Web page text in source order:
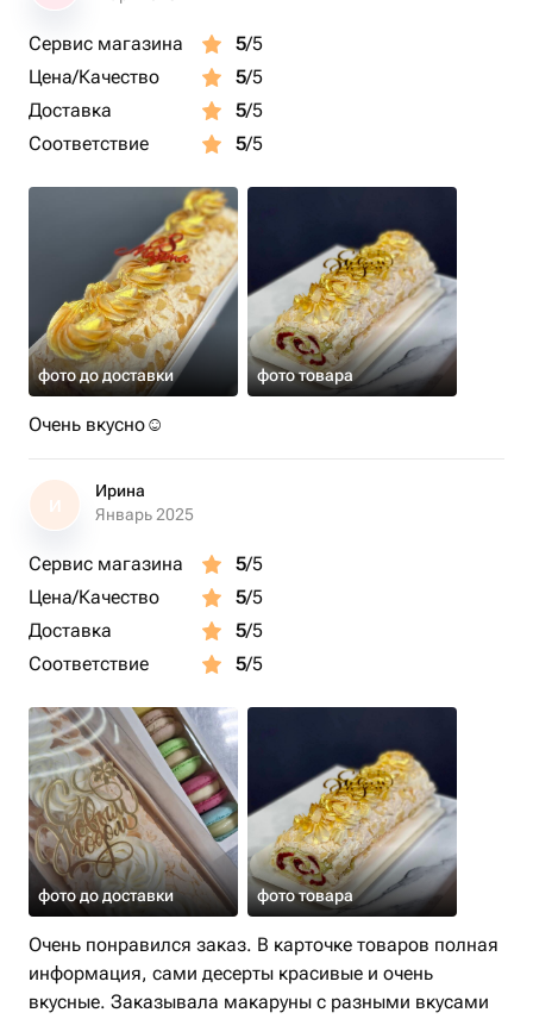
Сервис магазина 5/5
Цена/Качество
5/5
Доставка
5/5
Соответствие
5/5
фото до доставки фото товара
Очень вкусно☺️
И
Ирина
Январь 2025
Сервис магазина 5/5
Цена/Качество
5/5
Доставка
5/5
Соответствие
5/5
фото до доставки фото товара
Очень понравился заказ. В карточке товаров полная
информация, сами десерты красивые и очень
вкусные. Заказывала макаруны с разными вкусами